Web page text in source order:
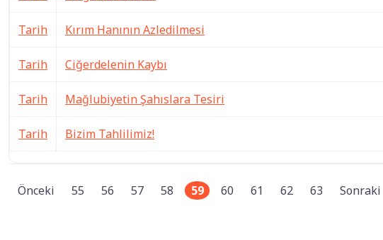
Tarih Kırım Hanının Azledilmesi
Tarih Ciğerdelenin Kaybı
Tarih Mağlubiyetin Şahıslara Tesiri
Tarih Bizim Tahlilimiz!
Önceki 55 56 57 58 59 60 61 62 63 Sonraki